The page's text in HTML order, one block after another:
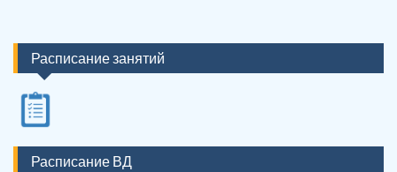
Расписание занятий
Расписание ВД